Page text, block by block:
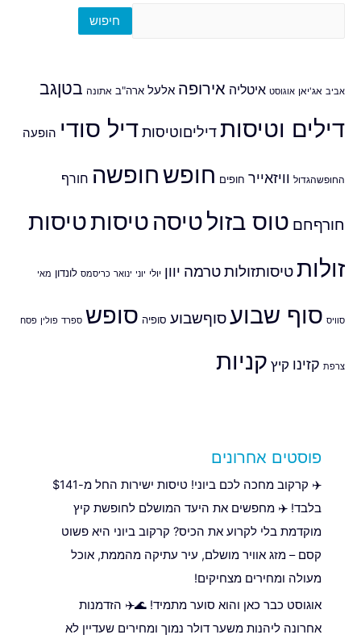
חיפוש
אביב אג'יאן אוגוסט איטליה אירופה אלעל ארה"ב אתונה בטןגב
דילים וטיסותדיליםוטיסותדיל סודי הופעה
החופשהגדול וויזאייר חופים חופשחופשה חורף
חורףחם טוס בזולטיסה טיסותטיסות
זולותטיסותזולותטרמה יוון יולי יוני ינואר כריסמס לונדון מאי
סוויס סוף שבועסוףשבוע סופיה סופש ספרד פולין פסח
צרפת קזינו קיץ קניות
פוסטים אחרונים
✈️ קרקוב מחכה לכם ביוני! טיסות ישירות החל מ-$141
בלבד! ✈️ מחפשים את היעד המושלם לחופשת קיץ
מוקדמת בלי לקרוע את הכיס? קרקוב ביוני היא פשוט
קסם – מזג אוויר מושלם, עיר עתיקה מהממת, אוכל
מעולה ומחירים מצחיקים!
אוגוסט כבר כאן והוא סוער מתמיד! 🌊✈️ הזדמנות
אחרונה ליהנות משער דולר נמוך ומחירים שעדיין לא